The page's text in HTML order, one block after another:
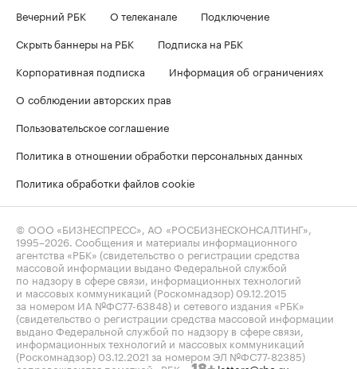
Вечерний РБК
О телеканале
Подключение
Скрыть баннеры на РБК
Подписка на РБК
Корпоративная подписка
Информация об ограничениях
О соблюдении авторских прав
Пользовательское соглашение
Политика в отношении обработки персональных данных
Политика обработки файлов cookie
© ООО «БИЗНЕСПРЕСС», АО «РОСБИЗНЕСКОНСАЛТИНГ»,
1995–2026 . Сообщения и материалы информационного
агентства «РБК» (свидетельство о регистрации средства
массовой информации выдано Федеральной службой
по надзору в сфере связи, информационных технологий
и массовых коммуникаций (Роскомнадзор) 09.12.2015
за номером ИА №ФС77-63848) и сетевого издания «РБК»
(свидетельство о регистрации средства массовой информации
выдано Федеральной службой по надзору в сфере связи,
информационных технологий и массовых коммуникаций
(Роскомнадзор) 03.12.2021 за номером ЭЛ №ФС77-82385)